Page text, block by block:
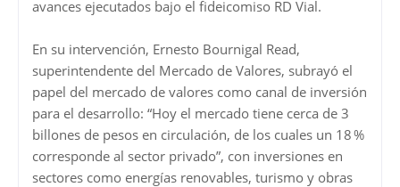
avances ejecutados bajo el fideicomiso RD Vial.
En su intervención, Ernesto Bournigal Read,
superintendente del Mercado de Valores, subrayó el
papel del mercado de valores como canal de inversión
para el desarrollo: “Hoy el mercado tiene cerca de 3
billones de pesos en circulación, de los cuales un 18 %
corresponde al sector privado”, con inversiones en
sectores como energías renovables, turismo y obras